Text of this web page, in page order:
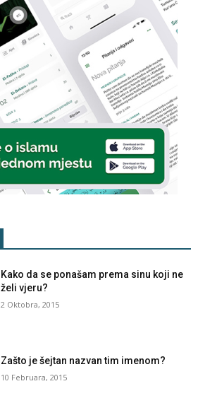
Kako da se ponašam prema sinu koji ne
želi vjeru?
2 Oktobra, 2015
Zašto je šejtan nazvan tim imenom?
10 Februara, 2015